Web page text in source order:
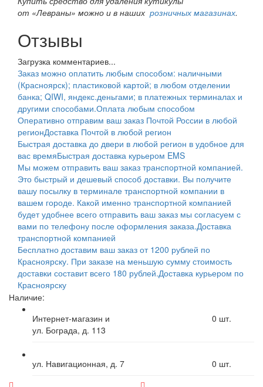
от «Левраны» можно и в наших розничных магазинах.
Отзывы
Загрузка комментариев...
Заказ можно оплатить любым способом: наличными
(Красноярск); пластиковой картой; в любом отделении
банка; QIWI, яндекс.деньгами; в платежных терминалах и
другими способами.Оплата любым способом
Оперативно отправим ваш заказ Почтой России в любой
регионДоставка Почтой в любой регион
Быстрая доставка до двери в любой регион в удобное для
вас времяБыстрая доставка курьером EMS
Мы можем отправить ваш заказ транспортной компанией.
Это быстрый и дешевый способ доставки. Вы получите
вашу посылку в терминале транспортной компании в
вашем городе. Какой именно транспортной компанией
будет удобнее всего отправить ваш заказ мы согласуем с
вами по телефону после оформления заказа.Доставка
транспортной компанией
Бесплатно доставим ваш заказ от 1200 рублей по
Красноярску. При заказе на меньшую сумму стоимость
доставки составит всего 180 рублей.Доставка курьером по
Красноярску
Наличие:
Интернет-магазин и
ул. Бограда, д. 113
0 шт.
ул. Навигационная, д. 7 0 шт.